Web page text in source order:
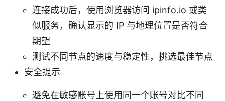
连接成功后，使用浏览器访问 ipinfo.io 或类
似服务，确认显示的 IP 与地理位置是否符合
期望
测试不同节点的速度与稳定性，挑选最佳节点
安全提示
避免在敏感账号上使用同一个账号对比不同